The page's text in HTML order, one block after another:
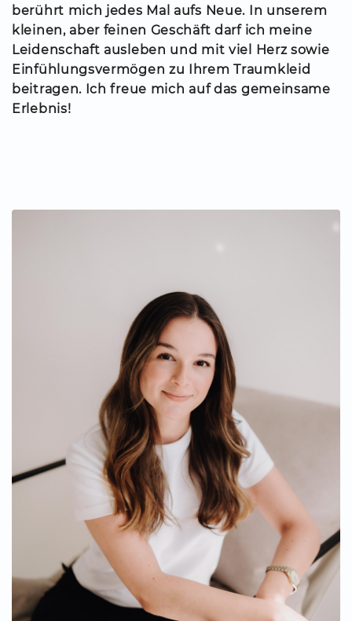
berührt mich jedes Mal aufs Neue. In unserem
kleinen, aber feinen Geschäft darf ich meine
Leidenschaft ausleben und mit viel Herz sowie
Einfühlungsvermögen zu Ihrem Traumkleid
beitragen. Ich freue mich auf das gemeinsame
Erlebnis!